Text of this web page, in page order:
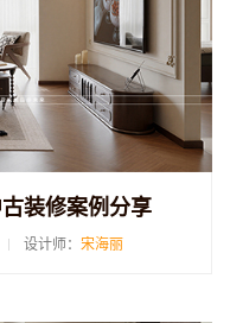
装修案例分享
设计师： 宋海丽